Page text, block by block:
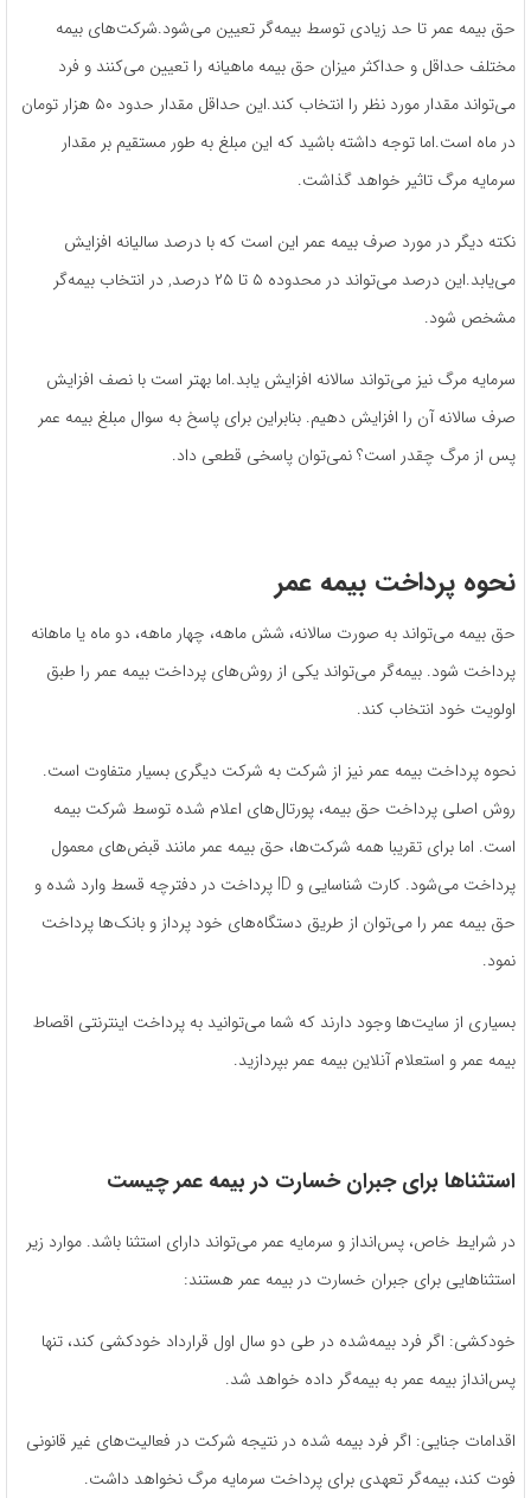
حق بیمه عمر تا حد زیادی توسط بیمه‌گر تعیین می‌شود.شرکت‌های بیمه
مختلف حداقل و حداکثر میزان حق بیمه ماهیانه را تعیین می‌کنند و فرد
می‌تواند مقدار مورد نظر را انتخاب کند.این حداقل مقدار حدود ۵۰ هزار تومان
در ماه است.اما توجه داشته باشید که این مبلغ به طور مستقیم بر مقدار
سرمایه مرگ تاثیر خواهد گذاشت.
نکته دیگر در مورد صرف بیمه عمر این است که با درصد سالیانه افزایش
می‌یابد.این درصد می‌تواند در محدوده ۵ تا ۲۵ درصد, در انتخاب بیمه‌گر
مشخص شود.
سرمایه مرگ نیز می‌تواند سالانه افزایش یابد.اما بهتر است با نصف افزایش
صرف سالانه آن را افزایش دهیم. بنابراین برای پاسخ به سوال مبلغ بیمه عمر
پس از مرگ چقدر است؟ نمی‌توان پاسخی قطعی داد.
نحوه پرداخت بیمه عمر
حق بیمه می‌تواند به صورت سالانه، شش ماهه، چهار ماهه، دو ماه یا ماهانه
پرداخت شود. بیمه‌گر می‌تواند یکی از روش‌های پرداخت بیمه عمر را طبق
اولویت خود انتخاب کند.
نحوه پرداخت بیمه عمر نیز از شرکت به شرکت دیگری بسیار متفاوت است.
روش اصلی پرداخت حق بیمه، پورتال‌های اعلام‌ شده توسط شرکت بیمه
است. اما برای تقریبا همه شرکت‌ها، حق بیمه عمر مانند قبض‌های معمول
پرداخت می‌شود. کارت شناسایی و ID پرداخت در دفترچه قسط وارد شده و
حق بیمه عمر را می‌توان از طریق دستگاه‌های خود پرداز و بانک‌ها پرداخت
نمود.
بسیاری از سایت‌ها وجود دارند که شما می‌توانید به پرداخت اینترنتی اقصاط
بیمه عمر و استعلام آنلاین بیمه عمر بپردازید.
استثناها برای جبران خسارت در بیمه عمر چیست
در شرایط خاص، پس‌انداز و سرمایه عمر می‌تواند دارای استثنا باشد. موارد زیر
استثناهایی برای جبران خسارت در بیمه عمر هستند:
خودکشی: اگر فرد بیمه‌شده در طی دو سال اول قرارداد خودکشی کند، تنها
پس‌انداز بیمه عمر به بیمه‌گر داده خواهد شد.
اقدامات جنایی: اگر فرد بیمه‌ شده در نتیجه شرکت در فعالیت‌های غیر قانونی
فوت کند، بیمه‌گر تعهدی برای پرداخت سرمایه مرگ نخواهد داشت.